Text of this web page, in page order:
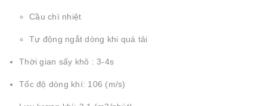
Cầu chì nhiệt
Tự động ngắt dòng khi quá tải
Thời gian sấy khô : 3-4s
Tốc độ dòng khí: 106 (m/s)